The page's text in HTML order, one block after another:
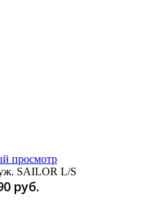
просмотр
SAILOR L/S
руб.